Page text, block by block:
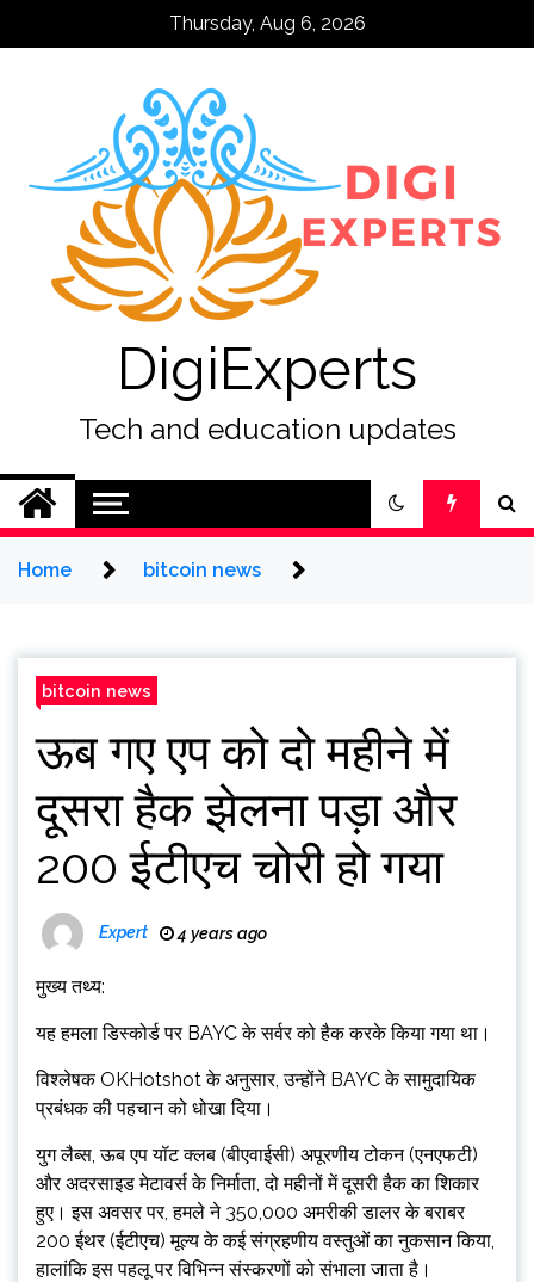
Thursday, Aug 6, 2026
DigiExperts
Tech and education updates
Home bitcoin news
bitcoin news
ऊब गए एप को दो महीने में
दूसरा हैक झेलना पड़ा और
200 ईटीएच चोरी हो गया
Expert 4 years ago
मुख्य तथ्य:
यह हमला डिस्कोर्ड पर BAYC के सर्वर को हैक करके किया गया था।
विश्लेषक OKHotshot के अनुसार, उन्होंने BAYC के सामुदायिक
प्रबंधक की पहचान को धोखा दिया।
युग लैब्स, ऊब एप यॉट क्लब (बीएवाईसी) अपूरणीय टोकन (एनएफटी)
और अदरसाइड मेटावर्स के निर्माता, दो महीनों में दूसरी हैक का शिकार
हुए। इस अवसर पर, हमले ने 350,000 अमरीकी डालर के बराबर
200 ईथर (ईटीएच) मूल्य के कई संग्रहणीय वस्तुओं का नुकसान किया,
हालांकि इस पहलू पर विभिन्न संस्करणों को संभाला जाता है।